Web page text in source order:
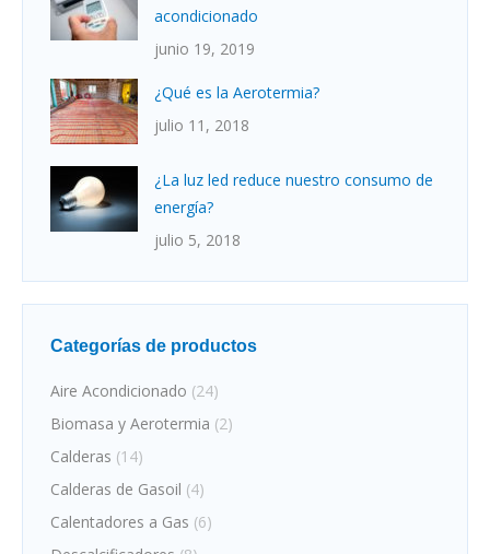
acondicionado
junio 19, 2019
¿Qué es la Aerotermia?
julio 11, 2018
¿La luz led reduce nuestro consumo de
energía?
julio 5, 2018
Categorías de productos
Aire Acondicionado (24)
Biomasa y Aerotermia (2)
Calderas (14)
Calderas de Gasoil (4)
Calentadores a Gas (6)